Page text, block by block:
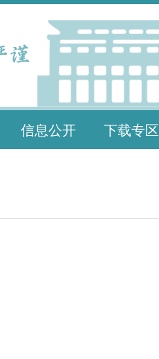
信息公开 下载专区